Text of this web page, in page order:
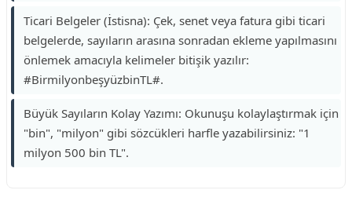
Ticari Belgeler (İstisna): Çek, senet veya fatura gibi ticari
belgelerde, sayıların arasına sonradan ekleme yapılmasını
önlemek amacıyla kelimeler bitişik yazılır:
#BirmilyonbeşyüzbinTL#.
Büyük Sayıların Kolay Yazımı: Okunuşu kolaylaştırmak için
"bin", "milyon" gibi sözcükleri harfle yazabilirsiniz: "1
milyon 500 bin TL".